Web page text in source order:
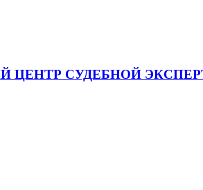
ЦЕНТР СУДЕБНОЙ